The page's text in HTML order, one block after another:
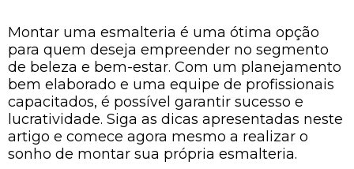
Montar uma esmalteria é uma ótima opção
para quem deseja empreender no segmento
de beleza e bem-estar. Com um planejamento
bem elaborado e uma equipe de profissionais
capacitados, é possível garantir sucesso e
lucratividade. Siga as dicas apresentadas neste
artigo e comece agora mesmo a realizar o
sonho de montar sua própria esmalteria.